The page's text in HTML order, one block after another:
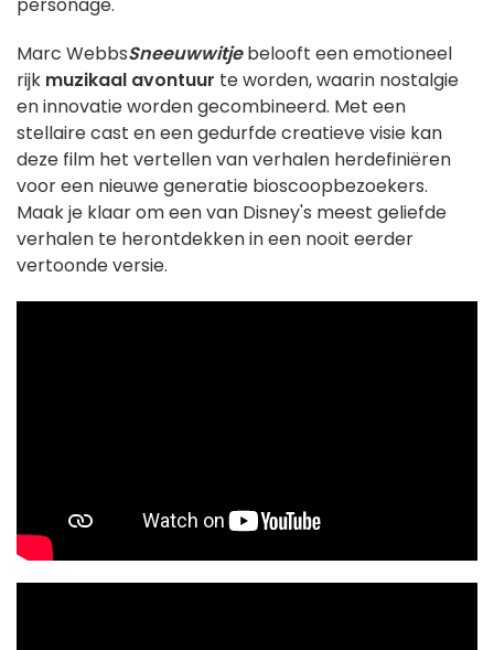
Marc WebbsSneeuwwitjebelooft een emotioneel
rijk muzikaal avontuur te worden, waarin nostalgie
en innovatie worden gecombineerd. Met een
stellaire cast en een gedurfde creatieve visie kan
deze film het vertellen van verhalen herdefiniëren
voor een nieuwe generatie bioscoopbezoekers.
Maak je klaar om een van Disney's meest geliefde
verhalen te herontdekken in een nooit eerder
vertoonde versie.